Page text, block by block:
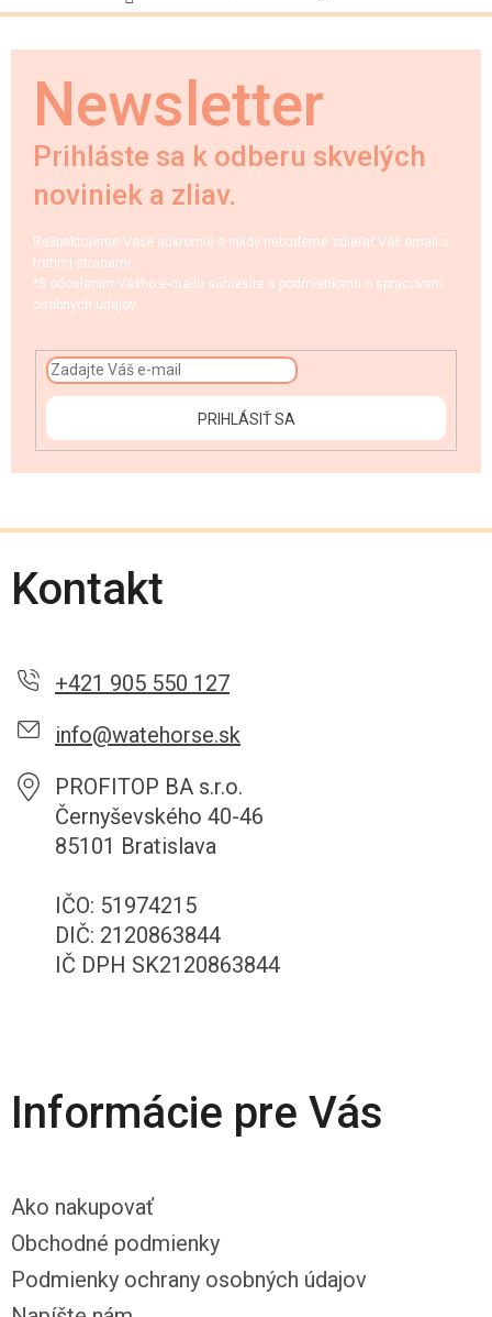
Newsletter
Prihláste sa k odberu skvelých
noviniek a zliav.
Rešpektujeme Vaše súkromie a nikdy nebudeme zdieľať Váš email s
tretími stranami.
*S odoslaním Vášho e-mailu súhlasíte s podmienkami o spracovaní
osobných údajov.
PRIHLÁSIŤ SA
Kontakt
+421 905 550 127
info@watehorse.sk
PROFITOP BA s.r.o.
Černyševského 40-46
85101 Bratislava
IČO: 51974215
DIČ: 2120863844
IČ DPH SK2120863844
Informácie pre Vás
Ako nakupovať
Obchodné podmienky
Podmienky ochrany osobných údajov